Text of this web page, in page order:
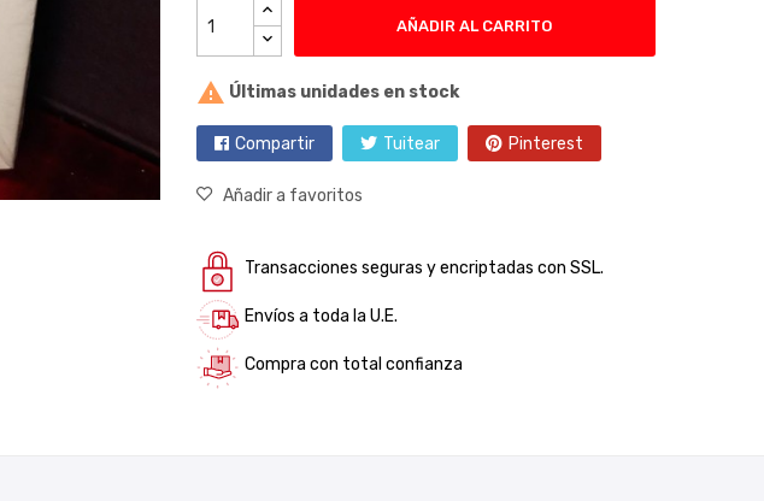
AÑADIR AL CARRITO
 Últimas unidades en stock
Compartir Tuitear Pinterest
Añadir a favoritos
Transacciones seguras y encriptadas con SSL.
Envíos a toda la U.E.
Compra con total confianza